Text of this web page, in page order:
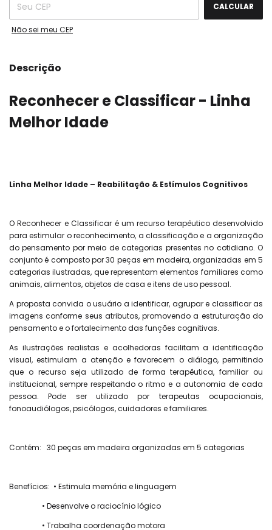
CALCULAR
Não sei meu CEP
Descrição
Reconhecer e Classificar - Linha
Melhor Idade
Linha Melhor Idade – Reabilitação & Estímulos Cognitivos
O Reconhecer e Classificar é um recurso terapêutico desenvolvido
para estimular o reconhecimento, a classificação e a organização
do pensamento por meio de categorias presentes no cotidiano. O
conjunto é composto por 30 peças em madeira, organizadas em 5
categorias ilustradas, que representam elementos familiares como
animais, alimentos, objetos de casa e itens de uso pessoal.
A proposta convida o usuário a identificar, agrupar e classificar as
imagens conforme seus atributos, promovendo a estruturação do
pensamento e o fortalecimento das funções cognitivas.
As ilustrações realistas e acolhedoras facilitam a identificação
visual, estimulam a atenção e favorecem o diálogo, permitindo
que o recurso seja utilizado de forma terapêutica, familiar ou
institucional, sempre respeitando o ritmo e a autonomia de cada
pessoa. Pode ser utilizado por terapeutas ocupacionais,
fonoaudiólogos, psicólogos, cuidadores e familiares.
Contém: 30 peças em madeira organizadas em 5 categorias
Benefícios: • Estimula memória e linguagem
• Desenvolve o raciocínio lógico
• Trabalha coordenação motora